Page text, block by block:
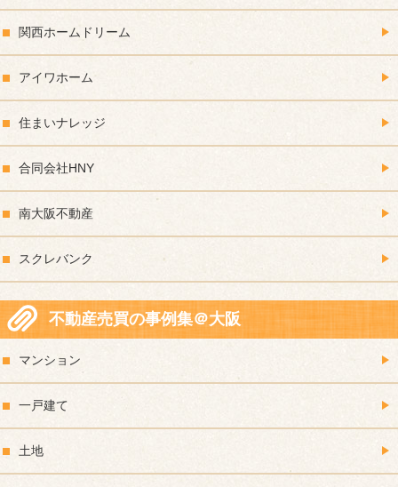
関西ホームドリーム
アイワホーム
住まいナレッジ
合同会社HNY
南大阪不動産
スクレバンク
不動産売買の事例集＠大阪
マンション
一戸建て
土地